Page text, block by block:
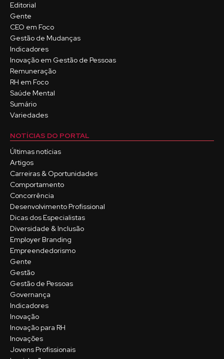
Editorial
Gente
CEO em Foco
Gestão de Mudanças
Indicadores
Inovação em Gestão de Pessoas
Remuneração
RH em Foco
Saúde Mental
Sumário
Variedades
NOTÍCIAS DO PORTAL
Últimas notícias
Artigos
Carreiras & Oportunidades
Comportamento
Concorrência
Desenvolvimento Profissional
Dicas dos Especialistas
Diversidade & Inclusão
Employer Branding
Empreendedorismo
Gente
Gestão
Gestão de Pessoas
Governança
Indicadores
Inovação
Inovação para RH
Inovações
Jovens Profissionais